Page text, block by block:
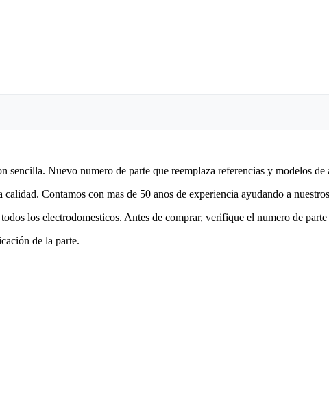
Nuevo numero de parte que reemplaza referencias y modelos de
Contamos con mas de 50 anos de experiencia ayudando a
los electrodomesticos. Antes de comprar, verifique el numero de
de la parte.